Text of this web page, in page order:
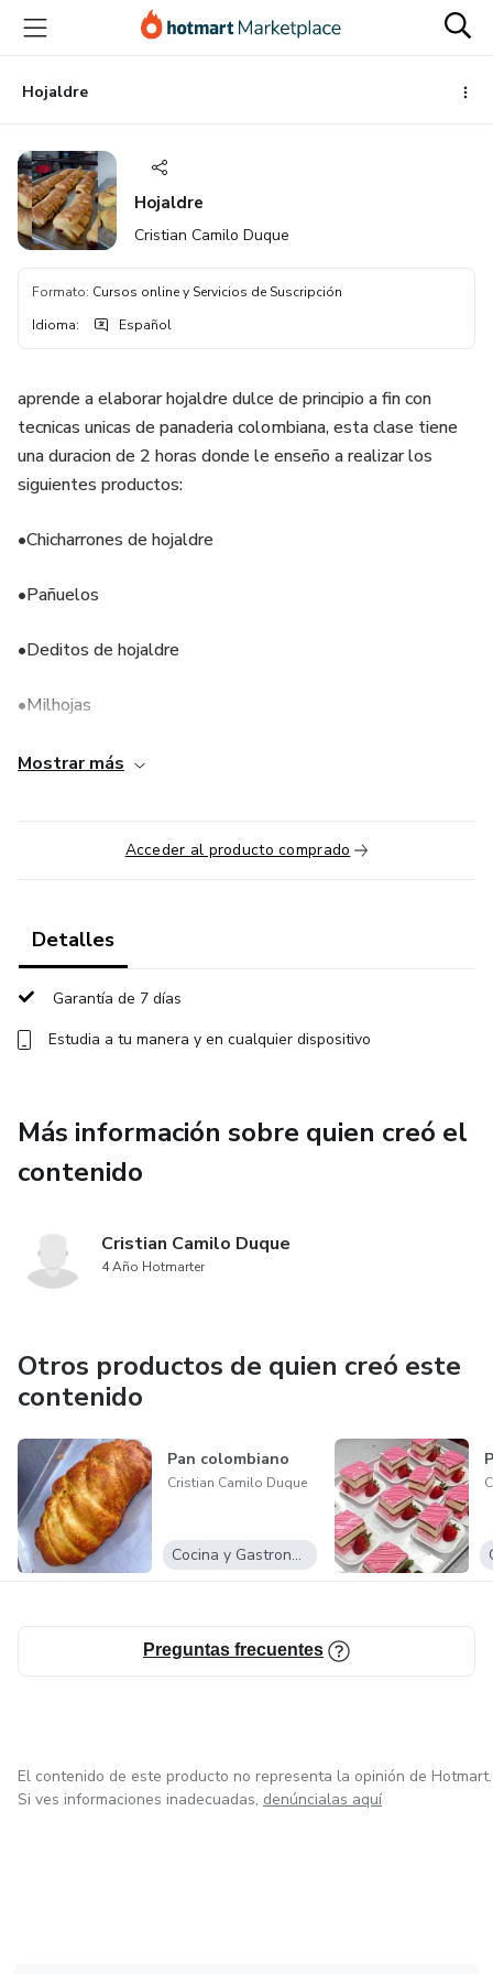
principal
página
de
página
Hojaldre
Hojaldre
Cristian Camilo Duque
Formato: Cursos online y Servicios de Suscripción
Idioma: Español
aprende a elaborar hojaldre dulce de principio a fin con
tecnicas unicas de panaderia colombiana, esta clase tiene
una duracion de 2 horas donde le enseño a realizar los
siguientes productos:
•Chicharrones de hojaldre
•Pañuelos
•Deditos de hojaldre
•Milhojas
•Pastel gloria
•Corazones
Mostrar más
Acceder al producto comprado
Detalles
Garantía de 7 días
Estudia a tu manera y en cualquier dispositivo
Más información sobre quien creó el
contenido
Cristian Camilo Duque
4 Año Hotmarter
Otros productos de quien creó este
contenido
Pan colombiano
Cristian Camilo Duque
Cocina y Gastronomía
Preguntas frecuentes
El contenido de este producto no representa la opinión de Hotmart.
Si ves informaciones inadecuadas, denúncialas aquí